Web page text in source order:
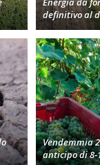
definitivo al
Vendemmia
anticipo di 8-